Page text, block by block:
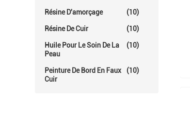
Résine D'amorçage (10)
Résine De Cuir (10)
Huile Pour Le Soin De La
Peau
(10)
Peinture De Bord En Faux
Cuir
(10)